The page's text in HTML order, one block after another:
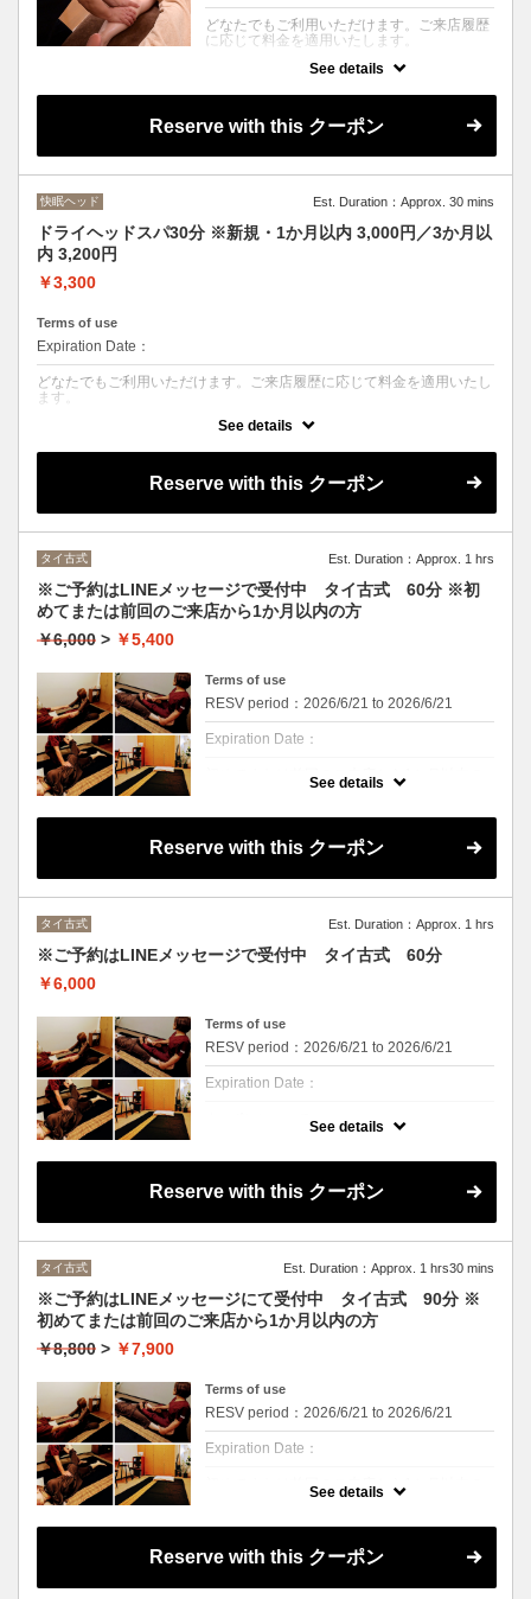
どなたでもご利用いただけます。ご来店履歴
に応じて料金を適用いたします。
足浴後、アロマオイルを使用し、足先からふ
くらはぎ、前もも・裏ももまで脚全体を丁寧
にトリートメント。
脚の疲れをやさしくケアします。
ハーフパンツに着替えて受けられるため、ア
脚の巡りを整え、軽やかな身体へ導きます。
See details
Reserve with this クーポン
快眠ヘッド Est. Duration：Approx. 30 mins
ドライヘッドスパ30分 ※新規・1か月以内 3,000円／3か月以
内 3,200円
￥3,300
Terms of use
Expiration Date：
どなたでもご利用いただけます。ご来店履歴に応じて料金を適用いたし
ます。
水を使わないドライヘッドスパです。
爽やかな柑橘系の香りに包まれながら、頭皮を中心に首・肩まで心地よ
くほぐします。脳疲労や眼精疲労、首や肩の緊張をやさしくほぐし、心
です。
See details
Reserve with this クーポン
タイ古式 Est. Duration：Approx. 1 hrs
※ご予約はLINEメッセージで受付中 タイ古式 60分 ※初
めてまたは前回のご来店から1か月以内の方
￥6,000 > ￥5,400
Terms of use
RESV period：2026/6/21 to 2026/6/21
Expiration Date：
初めてまたは前回のご来店から1か月以内の
※ご予約、お問い合わせはLINEメッセージよ
「世界一気持ちいいマッサージ」と称され
ほぐし、ストレッチ、セン(つぼ)へのアプロ
ーチで心身のバランスを整えます。
タイ古式体験におすすめのメニュー。
See details
Reserve with this クーポン
タイ古式 Est. Duration：Approx. 1 hrs
※ご予約はLINEメッセージで受付中 タイ古式 60分
￥6,000
Terms of use
RESV period：2026/6/21 to 2026/6/21
Expiration Date：
てお願いいたします。
「世界一気持ちいいマッサージ」と称され
ほぐし、ストレッチ、セン(つぼ)へのアプロ
タイ古式体験におすすめのメニュー。
See details
Reserve with this クーポン
タイ古式 Est. Duration：Approx. 1 hrs30 mins
※ご予約はLINEメッセージにて受付中 タイ古式 90分 ※
初めてまたは前回のご来店から1か月以内の方
￥8,800 > ￥7,900
Terms of use
RESV period：2026/6/21 to 2026/6/21
Expiration Date：
初めてまたは前回のご来店から1か月以内の
※ご予約、お問い合わせはLINEメッセージで
See details
Reserve with this クーポン